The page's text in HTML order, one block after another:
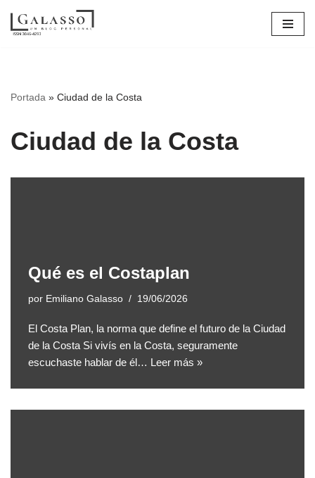
Saltar
Portada » Ciudad de la Costa
Ciudad de la Costa
Qué es el Costaplan
por Emiliano Galasso 19/06/2026
El Costa Plan, la norma que define el futuro de la Ciudad
de la Costa Si vivís en la Costa, seguramente
escuchaste hablar de él… Leer más »